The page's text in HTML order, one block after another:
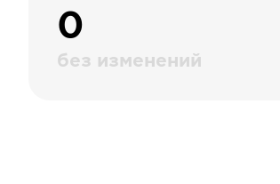
0
без изменений